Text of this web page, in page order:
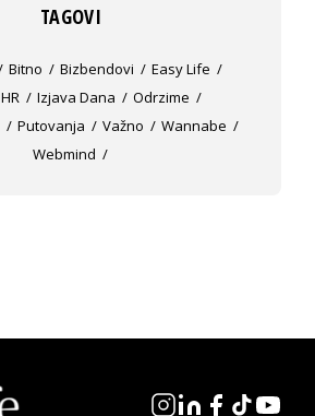
TAGOVI
Bitno Bizbendovi
Easy Life
HR Izjava Dana
Odrzime
Putovanja Važno
Wannabe
Webmind